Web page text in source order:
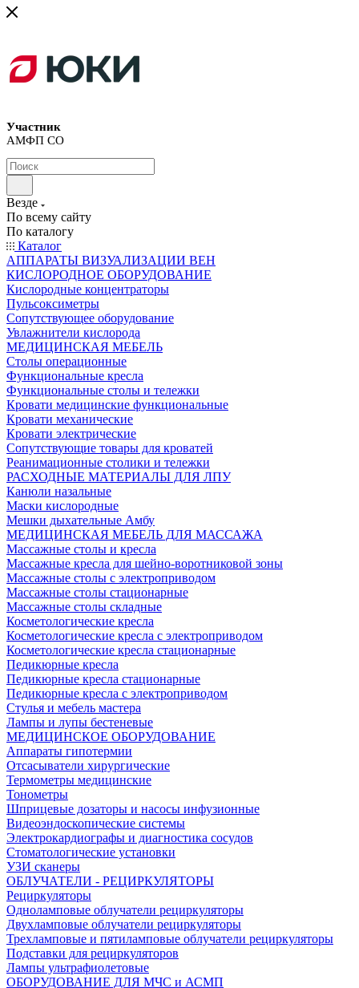
Участник
АМФП СО
Везде
По всему сайту
По каталогу
Каталог
АППАРАТЫ ВИЗУАЛИЗАЦИИ ВЕН
КИСЛОРОДНОЕ ОБОРУДОВАНИЕ
Кислородные концентраторы
Пульсоксиметры
Сопутствующее оборудование
Увлажнители кислорода
МЕДИЦИНСКАЯ МЕБЕЛЬ
Столы операционные
Функциональные кресла
Функциональные столы и тележки
Кровати медицинские функциональные
Кровати механические
Кровати электрические
Сопутствующие товары для кроватей
Реанимационные столики и тележки
РАСХОДНЫЕ МАТЕРИАЛЫ ДЛЯ ЛПУ
Канюли назальные
Маски кислородные
Мешки дыхательные Амбу
МЕДИЦИНСКАЯ МЕБЕЛЬ ДЛЯ МАССАЖА
Массажные столы и кресла
Массажные кресла для шейно-воротниковой зоны
Массажные столы с электроприводом
Массажные столы стационарные
Массажные столы складные
Косметологические кресла
Косметологические кресла с электроприводом
Косметологические кресла стационарные
Педикюрные кресла
Педикюрные кресла стационарные
Педикюрные кресла с электроприводом
Стулья и мебель мастера
Лампы и лупы бестеневые
МЕДИЦИНСКОЕ ОБОРУДОВАНИЕ
Аппараты гипотермии
Отсасыватели хирургические
Термометры медицинские
Тонометры
Шприцевые дозаторы и насосы инфузионные
Видеоэндоскопические системы
Электрокардиографы и диагностика сосудов
Стоматологические установки
УЗИ сканеры
ОБЛУЧАТЕЛИ - РЕЦИРКУЛЯТОРЫ
Рециркуляторы
Одноламповые облучатели рециркуляторы
Двухламповые облучатели рециркуляторы
Трехламповые и пятиламповые облучатели рециркуляторы
Подставки для рециркуляторов
Лампы ультрафиолетовые
ОБОРУДОВАНИЕ ДЛЯ МЧС и АСМП